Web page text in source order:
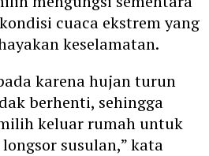
cuaca ekstrem yang
keselamatan.
karena hujan turun
berhenti, sehingga
keluar rumah untuk
susulan,” kata